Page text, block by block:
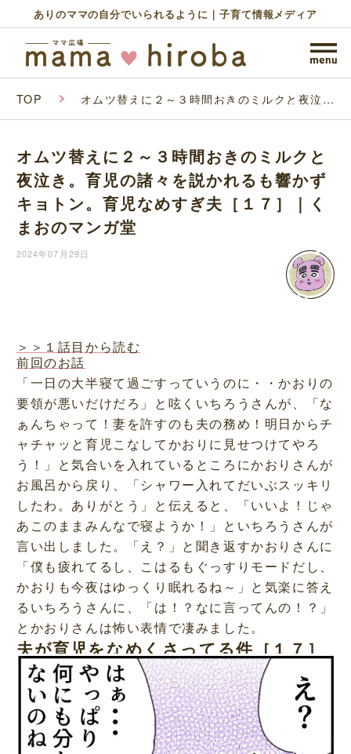
ありのママの自分でいられるように｜子育て情報メディア
TOP オムツ替えに２～３時間おきのミルクと夜泣
育児なめすぎ夫［１７］｜くまおのマンガ堂
オムツ替えに２～３時間おきのミルクと
夜泣き。育児の諸々を説かれるも響かず
キョトン。育児なめすぎ夫［１７］｜く
まおのマンガ堂
2024年07月29日
＞＞１話目から読む
前回のお話
「一日の大半寝て過ごすっていうのに・・かおりの
要領が悪いだけだろ」と呟くいちろうさんが、「な
ぁんちゃって！妻を許すのも夫の務め！明日からチ
ャチャッと育児こなしてかおりに見せつけてやろ
う！」と気合いを入れているところにかおりさんが
お風呂から戻り、「シャワー入れてだいぶスッキリ
したわ。ありがとう」と伝えると、「いいよ！じゃ
あこのままみんなで寝ようか！」といちろうさんが
言い出しました。「え？」と聞き返すかおりさんに
「僕も疲れてるし、こはるもぐっすりモードだし、
かおりも今夜はゆっくり眠れるね～」と気楽に答え
るいちろうさんに、「は！？なに言ってんの！？」
とかおりさんは怖い表情で凄みました。
夫が育児をなめくさってる件［１７］